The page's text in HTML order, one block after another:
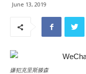
June 13, 2019
嫌犯克里斯滕森